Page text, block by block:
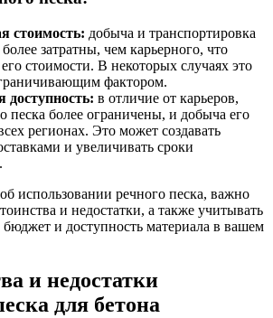
стоимость: добыча и транспортировка
затратны, чем карьерного, что
стоимости. В некоторых случаях это
фактором.
доступность: в отличие от карьеров,
песка более ограничены, и добыча его
регионах. Это может создавать
и увеличивать сроки
использовании речного песка, важно
и недостатки, а также учитывать
и доступность материала в вашем
и недостатки
для бетона